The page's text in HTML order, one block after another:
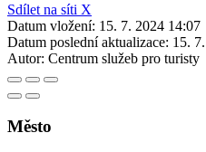
Sdílet na síti X
Datum vložení: 15. 7. 2024 14:07
Datum poslední aktualizace: 15.
Autor: Centrum služeb pro turisty
Město